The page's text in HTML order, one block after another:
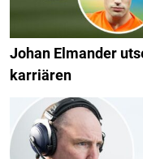
Johan Elmander
karriären